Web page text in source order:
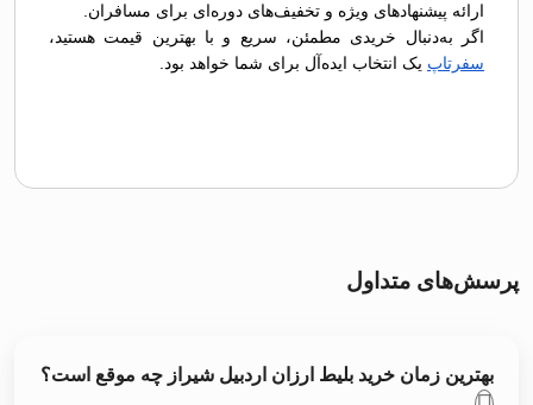
ارائه پیشنهادهای ویژه و تخفیف‌های دوره‌ای برای مسافران.
اگر به‌دنبال خریدی مطمئن، سریع و با بهترین قیمت هستید،
سفرتاپ یک انتخاب ایده‌آل برای شما خواهد بود.
پرسش‌های متداول
بهترین زمان خرید بلیط ارزان اردبیل شیراز چه موقع است؟